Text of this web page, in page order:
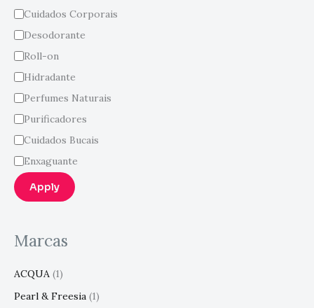
Cuidados Corporais
Desodorante
Roll-on
Hidradante
Perfumes Naturais
Purificadores
Cuidados Bucais
Enxaguante
Apply
Marcas
ACQUA (1)
Pearl & Freesia (1)